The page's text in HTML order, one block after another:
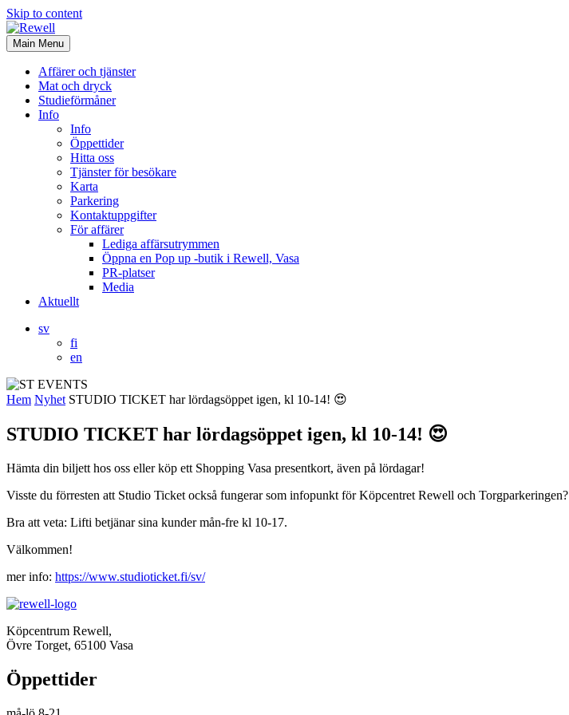
Skip to content
Main Menu
Affärer och tjänster
Mat och dryck
Studieförmåner
Info
Info
Öppettider
Hitta oss
Tjänster för besökare
Karta
Parkering
Kontaktuppgifter
För affärer
Lediga affärsutrymmen
Öppna en Pop up -butik i Rewell, Vasa
PR-platser
Media
Aktuellt
sv
fi
en
Hem Nyhet STUDIO TICKET har lördagsöppet igen, kl 10-14! 😍
STUDIO TICKET har lördagsöppet igen, kl 10-14! 😍
Hämta din biljett hos oss eller köp ett Shopping Vasa presentkort, även på lördagar!
Visste du förresten att Studio Ticket också fungerar som infopunkt för Köpcentret Rewell och Torgparkeringen?
Bra att veta: Lifti betjänar sina kunder mån-fre kl 10-17.
Välkommen!
mer info: https://www.studioticket.fi/sv/
Köpcentrum Rewell,
Övre Torget, 65100 Vasa
Öppettider